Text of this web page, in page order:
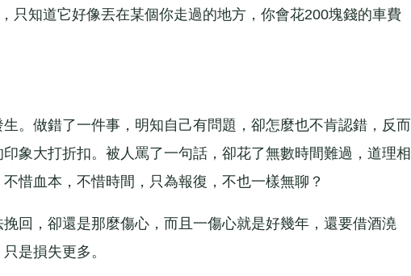
知道它好像丟在某個你走過的地方，你會花200塊錢的車費
做錯了一件事，明知自己有問題，卻怎麼也不肯認錯，反而
象大打折扣。被人罵了一句話，卻花了無數時間難過，道理相
惜血本，不惜時間，只為報復，不也一樣無聊？
，卻還是那麼傷心，而且一傷心就是好幾年，還要借酒澆
是損失更多。